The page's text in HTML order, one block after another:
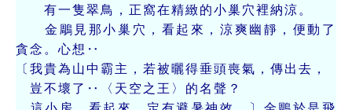
有一隻翠鳥，正窩在精緻的小巢穴裡納涼。
金鵰見那小巢穴，看起來，涼爽幽靜，便動了
貪念。心想‥
〔我貴為山中霸主，若被曬得垂頭喪氣，傳出去，
豈不壞了‥〈天空之王〉的名聲？